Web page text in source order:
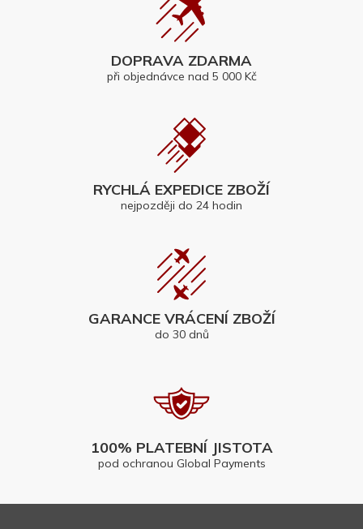
DOPRAVA ZDARMA
při objednávce nad 5 000 Kč
RYCHLÁ EXPEDICE ZBOŽÍ
nejpozději do 24 hodin
GARANCE VRÁCENÍ ZBOŽÍ
do 30 dnů
100% PLATEBNÍ JISTOTA
pod ochranou Global Payments